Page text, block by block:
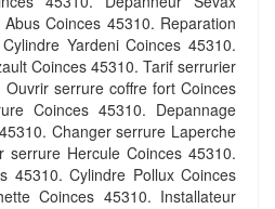
Coinces 45310. Reparation
Yardeni Coinces 45310.
Coinces 45310. Tarif serrurier
serrure coffre fort Coinces
Coinces 45310. Depannage
Changer serrure Laperche
serrure Hercule Coinces 45310.
45310. Cylindre Pollux Coinces
Coinces 45310. Installateur